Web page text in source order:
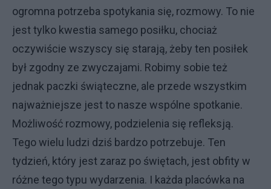
ogromna potrzeba spotykania się, rozmowy. To nie
jest tylko kwestia samego posiłku, chociaż
oczywiście wszyscy się starają, żeby ten posiłek
był zgodny ze zwyczajami. Robimy sobie też
jednak paczki świąteczne, ale przede wszystkim
najważniejsze jest to nasze wspólne spotkanie.
Możliwość rozmowy, podzielenia się refleksją.
Tego wielu ludzi dziś bardzo potrzebuje. Ten
tydzień, który jest zaraz po świętach, jest obfity w
różne tego typu wydarzenia. I każda placówka na